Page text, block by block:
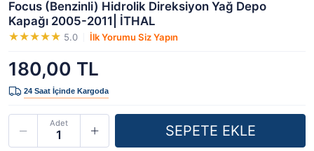
Focus (Benzinli) Hidrolik Direksiyon Yağ Depo
Kapağı 2005-2011| İTHAL
5.0 İlk Yorumu Siz Yapın
180,00 TL
Adet